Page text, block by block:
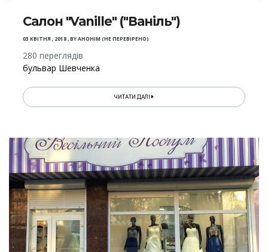
Салон "Vanille" ("Ваніль")
03 КВІТНЯ , 2018,BYАНОНІМ (НЕ ПЕРЕВІРЕНО)
280 переглядів
бульвар Шевченка
ЧИТАТИ ДАЛІ